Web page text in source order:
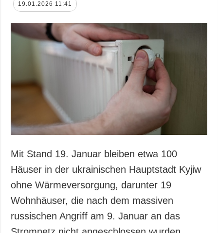
19.01.2026 11:41
Mit Stand 19. Januar bleiben etwa 100
Häuser in der ukrainischen Hauptstadt Kyjiw
ohne Wärmeversorgung, darunter 19
Wohnhäuser, die nach dem massiven
russischen Angriff am 9. Januar an das